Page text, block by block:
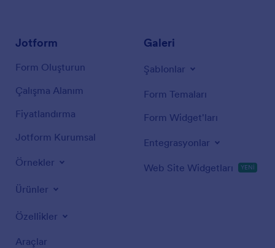
Jotform
Form Oluşturun
Çalışma Alanım
Fiyatlandırma
Jotform Kurumsal
Örnekler
Ürünler
Özellikler
Araçlar
Galeri
Şablonlar
Form Temaları
Form Widget'ları
Entegrasyonlar
Web Site Widgetları YENİ